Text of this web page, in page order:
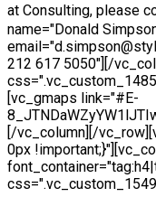
at Consulting, please
name="Donald
212 617 5050"][/
[vc_gmaps link="#E-
[/vc_column][/
0px